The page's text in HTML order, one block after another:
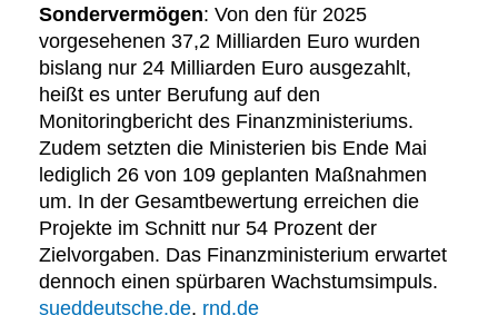
Sondervermögen: Von den für 2025
vorgesehenen 37,2 Milliarden Euro wurden
bislang nur 24 Milliarden Euro ausgezahlt,
heißt es unter Berufung auf den
Monitoringbericht des Finanzministeriums.
Zudem setzten die Ministerien bis Ende Mai
lediglich 26 von 109 geplanten Maßnahmen
um. In der Gesamtbewertung erreichen die
Projekte im Schnitt nur 54 Prozent der
Zielvorgaben. Das Finanzministerium erwartet
dennoch einen spürbaren Wachstumsimpuls.
sueddeutsche.de, rnd.de